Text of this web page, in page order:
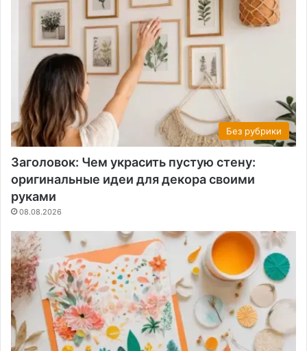
Без рубрики
Заголовок: Чем украсить пустую стену:
оригинальные идеи для декора своими
руками
08.08.2026